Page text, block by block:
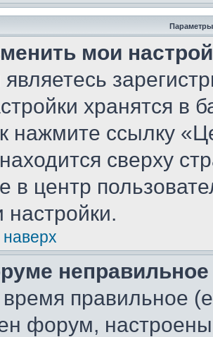
Параметры
мои
хранятся в
нажмите ссылку
сверху
в центр
настройки.
правильное
форум, настроены